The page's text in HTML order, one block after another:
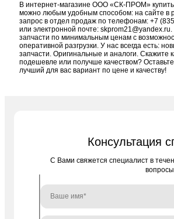
В интернет-магазине ООО «СК-ПРОМ»
можно любым удобным способом: на сайте в
запрос в отдел продаж по телефонам: +7
или электронной почте: skprom21@yandex.ru
запчасти по минимальным ценам с
оперативной разгрузки. У нас всегда есть:
запчасти. Оригинальные и аналоги. Скажите
подешевле или получше качеством?
лучший для вас вариант по цене и качеству!
Консультация
C Вами свяжется специалист в
вопросы.